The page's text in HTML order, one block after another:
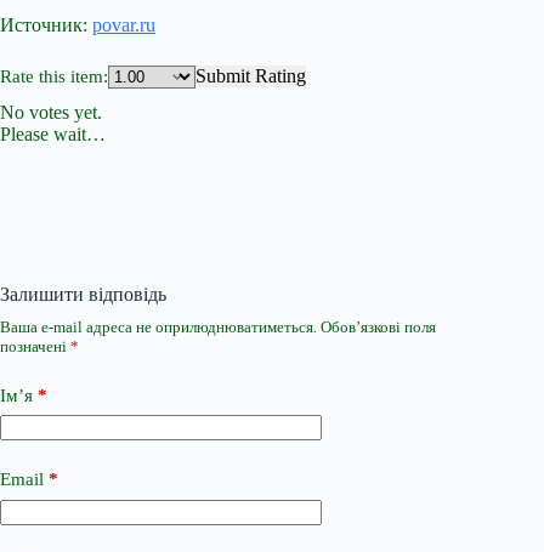
Источник: povar.ru
Rate this item:
Submit Rating
No votes yet.
Please wait…
Залишити відповідь
Ваша e-mail адреса не оприлюднюватиметься. Обов’язкові поля
позначені *
Ім’я *
Email *